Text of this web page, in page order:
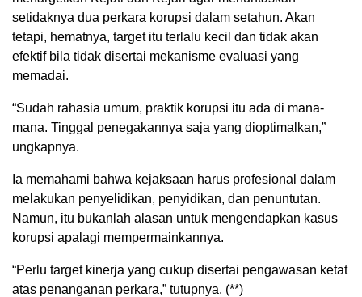
setidaknya dua perkara korupsi dalam setahun. Akan
tetapi, hematnya, target itu terlalu kecil dan tidak akan
efektif bila tidak disertai mekanisme evaluasi yang
memadai.
“Sudah rahasia umum, praktik korupsi itu ada di mana-
mana. Tinggal penegakannya saja yang dioptimalkan,”
ungkapnya.
Ia memahami bahwa kejaksaan harus profesional dalam
melakukan penyelidikan, penyidikan, dan penuntutan.
Namun, itu bukanlah alasan untuk mengendapkan kasus
korupsi apalagi mempermainkannya.
“Perlu target kinerja yang cukup disertai pengawasan ketat
atas penanganan perkara,” tutupnya. (**)